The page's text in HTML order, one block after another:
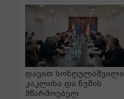
დავით სონღულაშვილი
კაკლისა და ნუშის
მწარმოებელ